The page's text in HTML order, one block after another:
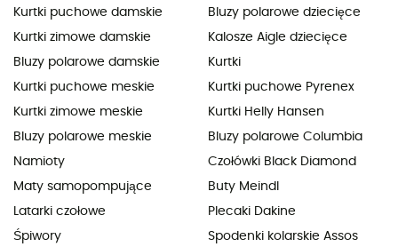
Kurtki puchowe damskie
Kurtki zimowe damskie
Bluzy polarowe damskie
Kurtki puchowe meskie
Kurtki zimowe meskie
Bluzy polarowe meskie
Namioty
Maty samopompujące
Latarki czołowe
Śpiwory
Bluzy polarowe dziecięce
Kalosze Aigle dziecięce
Kurtki
Kurtki puchowe Pyrenex
Kurtki Helly Hansen
Bluzy polarowe Columbia
Czołówki Black Diamond
Buty Meindl
Plecaki Dakine
Spodenki kolarskie Assos